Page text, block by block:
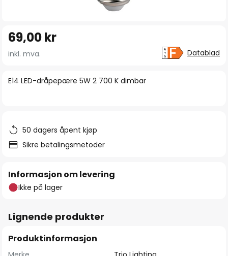
begynnelsen
bildegalleri
E14 LED-dråpepære 5W 2 700 K dimbar
69,00 kr
inkl. mva. Datablad
50 dagers åpent kjøp
Sikre betalingsmetoder
Informasjon om levering
Ikke på lager
Lignende produkter
Produktinformasjon